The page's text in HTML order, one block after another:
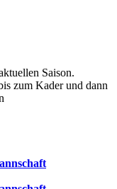
Saison.
zum Kader und dann